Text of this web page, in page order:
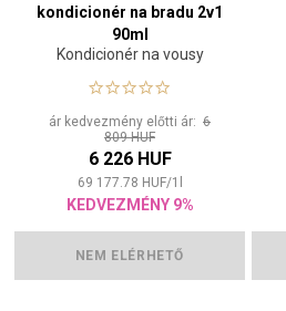
kondicionér na bradu 2v1
90ml
Kondicionér na vousy
ár kedvezmény előtti ár: 6
809 HUF
6 226 HUF
69 177.78 HUF/1
KEDVEZMÉNY 9%
NEM ELÉRHETŐ